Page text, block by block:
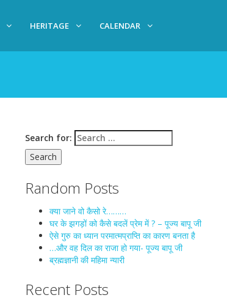
HERITAGE CALENDAR
Search for:
Random Posts
क्या जाने वो कैसो रे………
घर के झगड़ों को कैसे बदलें प्रेम में ? – पूज्य बापू जी
ऐसे गुरु का ध्यान परमात्मप्राप्ति का कारण बनता है
…और वह दिल का राजा हो गया- पूज्य बापू जी
ब्रह्मज्ञानी की महिमा न्यारी
Recent Posts